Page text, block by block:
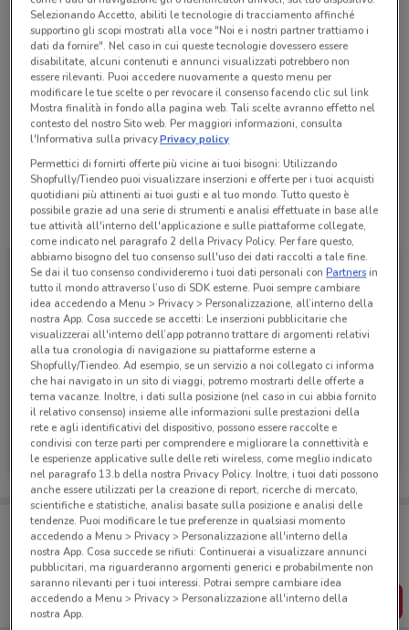
Chiama il negozio
Lunedì 09:00 / 12:30 - 14:30 / 19:00
Martedì 09:00 / 12:30 - 14:30 / 19:00
Mercoledì 09:00 / 12:30 - 14:30 / 19:00
Giovedì 09:00 / 12:30 - 14:30 / 19:00
Venerdì 09:00 / 12:30 - 14:30 / 19:00
Sabato Chiuso
Domenica Chiuso
015 2547070
Tutte le promozioni di questo negozio
Mitsubishi
236 m
Porta DoveConviene sempre con te!
Puoi trovare le migliori offerte dei negozi vicino a te,
salvarle e creare la tua lista del risparmio, comodamente
dal tuo cellulare.
SCARICA L’APP
Selezionando Accetto, abiliti le tecnologie di tracciamento affinché
supportino gli scopi mostrati alla voce "Noi e i nostri partner trattiamo i
dati da fornire". Nel caso in cui queste tecnologie dovessero essere
disabilitate, alcuni contenuti e annunci visualizzati potrebbero non
essere rilevanti. Puoi accedere nuovamente a questo menu per
modificare le tue scelte o per revocare il consenso facendo clic sul link
Mostra finalità in fondo alla pagina web. Tali scelte avranno effetto nel
contesto del nostro Sito web. Per maggiori informazioni, consulta
l'Informativa sulla privacy.Privacy policy
Permettici di fornirti offerte più vicine ai tuoi bisogni: Utilizzando
Shopfully/Tiendeo puoi visualizzare inserzioni e offerte per i tuoi acquisti
quotidiani più attinenti ai tuoi gusti e al tuo mondo. Tutto questo è
possibile grazie ad una serie di strumenti e analisi effettuate in base alle
tue attività all'interno dell'applicazione e sulle piattaforme collegate,
come indicato nel paragrafo 2 della Privacy Policy. Per fare questo,
abbiamo bisogno del tuo consenso sull'uso dei dati raccolti a tale fine.
Se dai il tuo consenso condivideremo i tuoi dati personali conPartnersin
tutto il mondo attraverso l’uso di SDK esterne. Puoi sempre cambiare
idea accedendo a Menu > Privacy > Personalizzazione, all’interno della
nostra App. Cosa succede se accetti: Le inserzioni pubblicitarie che
visualizzerai all'interno dell’app potranno trattare di argomenti relativi
alla tua cronologia di navigazione su piattaforme esterne a
Shopfully/Tiendeo. Ad esempio, se un servizio a noi collegato ci informa
che hai navigato in un sito di viaggi, potremo mostrarti delle offerte a
tema vacanze. Inoltre, i dati sulla posizione (nel caso in cui abbia fornito
il relativo consenso) insieme alle informazioni sulle prestazioni della
rete e agli identificativi del dispositivo, possono essere raccolte e
condivisi con terze parti per comprendere e migliorare la connettività e
le esperienze applicative sulle delle reti wireless, come meglio indicato
nel paragrafo 13.b della nostra Privacy Policy. Inoltre, i tuoi dati possono
anche essere utilizzati per la creazione di report, ricerche di mercato,
scientifiche e statistiche, analisi basate sulla posizione e analisi delle
tendenze. Puoi modificare le tue preferenze in qualsiasi momento
accedendo a Menu > Privacy > Personalizzazione all'interno della
nostra App. Cosa succede se rifiuti: Continuerai a visualizzare annunci
pubblicitari, ma riguarderanno argomenti generici e probabilmente non
saranno rilevanti per i tuoi interessi. Potrai sempre cambiare idea
accedendo a Menu > Privacy > Personalizzazione all'interno della
nostra App.